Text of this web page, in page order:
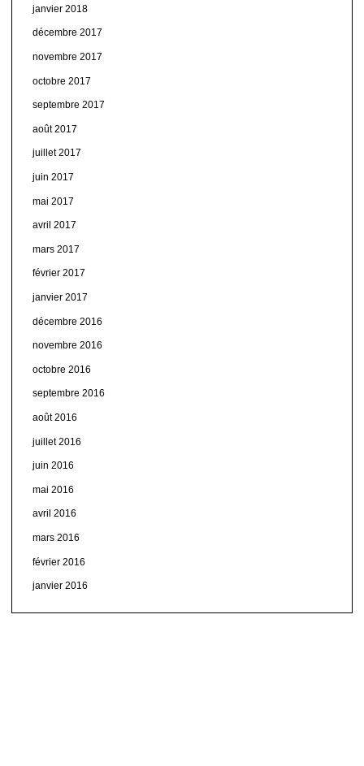
janvier 2018
décembre 2017
novembre 2017
octobre 2017
septembre 2017
août 2017
juillet 2017
juin 2017
mai 2017
avril 2017
mars 2017
février 2017
janvier 2017
décembre 2016
novembre 2016
octobre 2016
septembre 2016
août 2016
juillet 2016
juin 2016
mai 2016
avril 2016
mars 2016
février 2016
janvier 2016